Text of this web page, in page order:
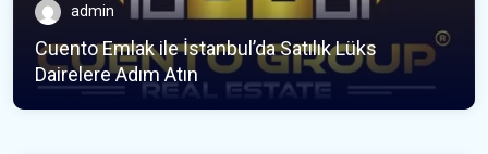
admin
Cuento Emlak ile İstanbul’da Satılık Lüks
Dairelere Adım Atın